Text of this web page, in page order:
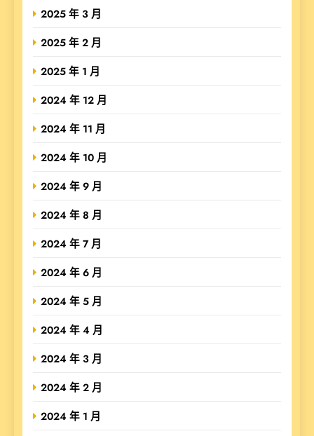
2025 年 3 月
2025 年 2 月
2025 年 1 月
2024 年 12 月
2024 年 11 月
2024 年 10 月
2024 年 9 月
2024 年 8 月
2024 年 7 月
2024 年 6 月
2024 年 5 月
2024 年 4 月
2024 年 3 月
2024 年 2 月
2024 年 1 月